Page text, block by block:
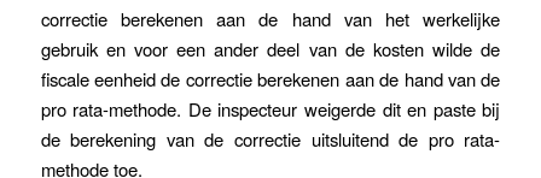
correctie berekenen aan de hand van het werkelijke
gebruik en voor een ander deel van de kosten wilde de
fiscale eenheid de correctie berekenen aan de hand van de
pro rata-methode. De inspecteur weigerde dit en paste bij
de berekening van de correctie uitsluitend de pro rata-
methode toe.